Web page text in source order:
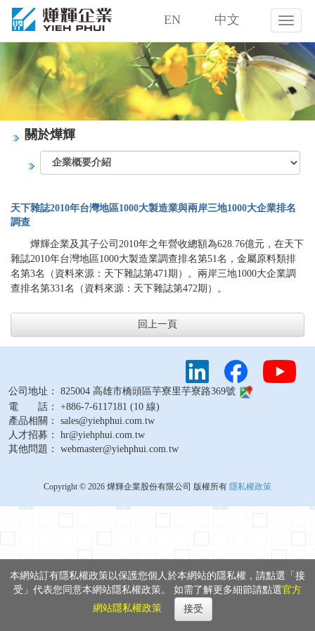
燁
輝
企
業
股
份
有
限
司
EN 中文
關於燁輝
天下雜誌2010年台灣地區1000大製造業與兩岸三地1000大企業排名
調查
燁輝企業及其子公司2010年之年營收總額為628.76億元，在天下
雜誌2010年台灣地區1000大製造業調查排名第51名，金屬原料類排
名第3名（資料來源：天下雜誌第471期）。兩岸三地1000大企業調
查排名第331名（資料來源：天下雜誌第472期）。
回上一頁
公司地址： 825004 高雄市橋頭區芋寮里芋寮路369號
電 話： +886-7-6117181 (10 線)
產品相關： sales@yiehphui.com.tw
人才招募： hr@yiehphui.com.tw
其他問題： webmaster@yiehphui.com.tw
Copyright © 2026 燁輝企業股份有限公司 版權所有 隱私權政策
本網站訂有隱私權政策以保護您個人於本網站的隱私權，請點選「接
受」代表您同意本網站隱私權政策。 如需了解更多細節請點選官方
網站隱私權政策
接受